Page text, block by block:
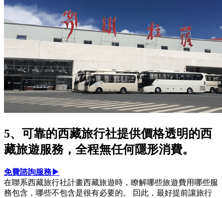
5、可靠的西藏旅行社提供價格透明的西
藏旅遊服務，全程無任何隱形消費。
免費諮詢服務▶
在聯系西藏旅行社計畫西藏旅遊時，瞭解哪些旅遊費用哪些服
務包含，哪些不包含是很有必要的。 囙此，最好提前讓旅行